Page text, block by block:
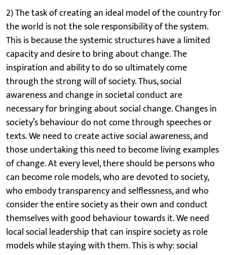
2) The task of creating an ideal model of the country for
the world is not the sole responsibility of the system.
This is because the systemic structures have a limited
capacity and desire to bring about change. The
inspiration and ability to do so ultimately come
through the strong will of society. Thus, social
awareness and change in societal conduct are
necessary for bringing about social change. Changes in
society’s behaviour do not come through speeches or
texts. We need to create active social awareness, and
those undertaking this need to become living examples
of change. At every level, there should be persons who
can become role models, who are devoted to society,
who embody transparency and selflessness, and who
consider the entire society as their own and conduct
themselves with good behaviour towards it. We need
local social leadership that can inspire society as role
models while staying with them. This is why: social